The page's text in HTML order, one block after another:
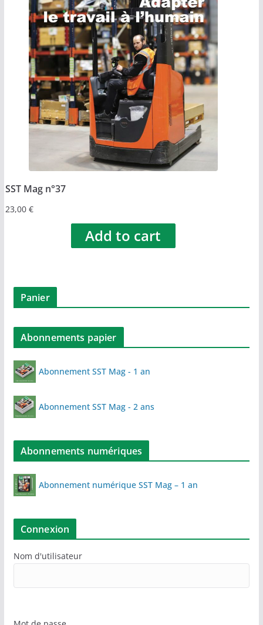
SST Mag n°37
23,00 €
Add to cart
Panier
Abonnements papier
Abonnement SST Mag - 1 an
Abonnement SST Mag - 2 ans
Abonnements numériques
Abonnement numérique SST Mag – 1 an
Connexion
Nom d'utilisateur